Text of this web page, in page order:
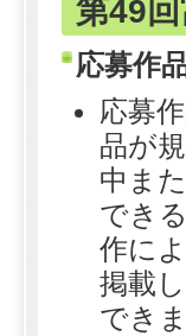
第49
応募作
応募
品が
中ま
でき
作に
掲載
できま